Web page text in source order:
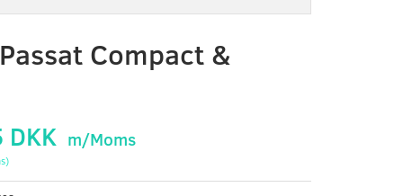
Compact &
m/Moms
)